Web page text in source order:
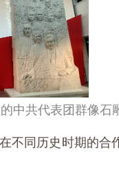
中共代表团群像石
同历史时期的